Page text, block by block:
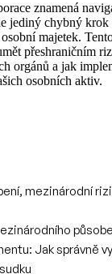
znamená
jediný chybný krok
majetek.
přeshraničním
orgánů a jak
osobních aktiv.
mezinárodní
Jak správně